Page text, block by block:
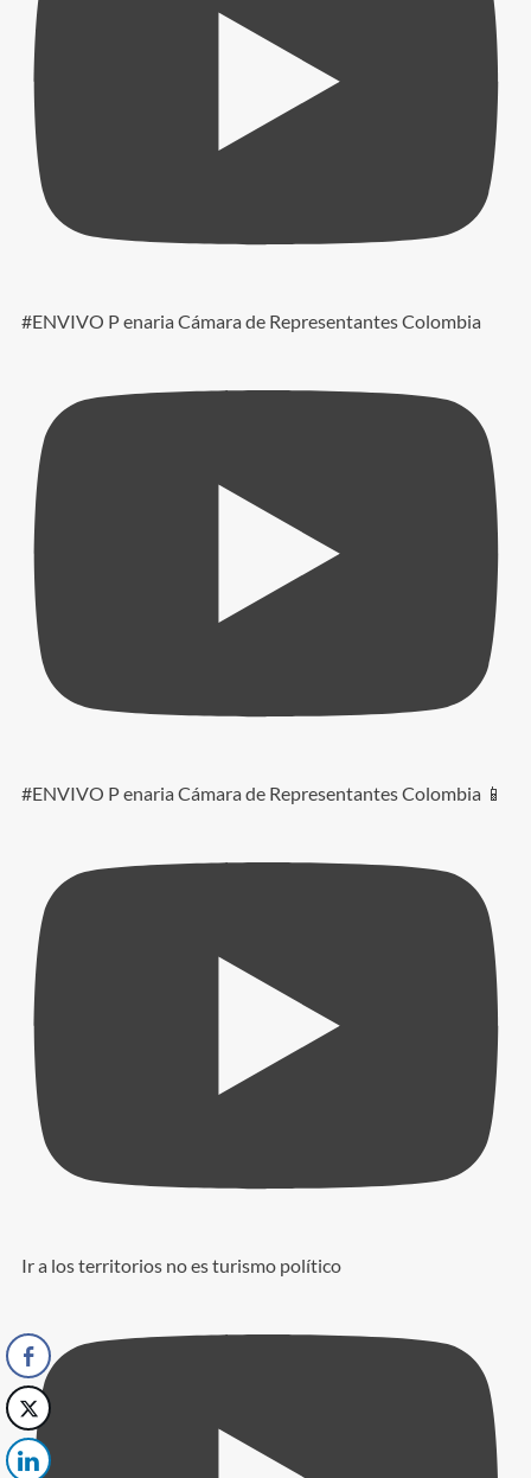
#ENVIVO P enaria Cámara de Representantes Colombia
#ENVIVO P enaria Cámara de Representantes Colombia 📱
Ir a los territorios no es turismo político